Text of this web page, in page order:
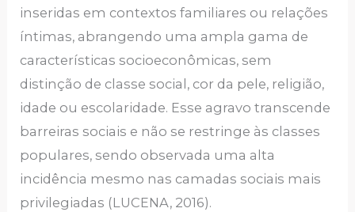
inseridas em contextos familiares ou relações
íntimas, abrangendo uma ampla gama de
características socioeconômicas, sem
distinção de classe social, cor da pele, religião,
idade ou escolaridade. Esse agravo transcende
barreiras sociais e não se restringe às classes
populares, sendo observada uma alta
incidência mesmo nas camadas sociais mais
privilegiadas (LUCENA, 2016).